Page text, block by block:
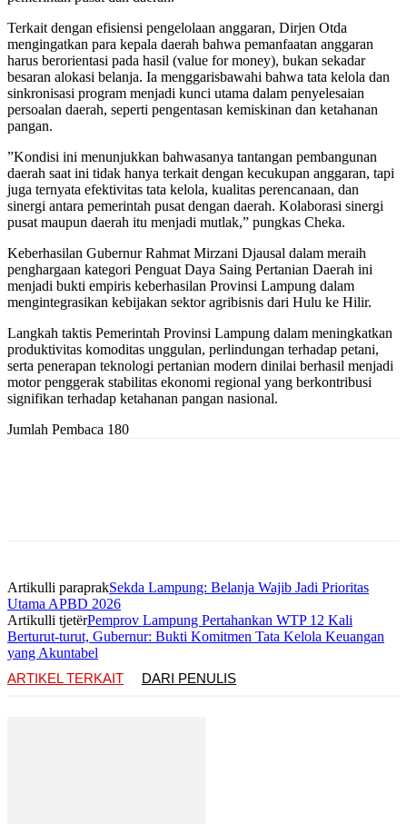
​Terkait dengan efisiensi pengelolaan anggaran, Dirjen Otda
mengingatkan para kepala daerah bahwa pemanfaatan anggaran
harus berorientasi pada hasil (value for money), bukan sekadar
besaran alokasi belanja. Ia menggarisbawahi bahwa tata kelola dan
sinkronisasi program menjadi kunci utama dalam penyelesaian
persoalan daerah, seperti pengentasan kemiskinan dan ketahanan
pangan.
​”Kondisi ini menunjukkan bahwasanya tantangan pembangunan
daerah saat ini tidak hanya terkait dengan kecukupan anggaran, tapi
juga ternyata efektivitas tata kelola, kualitas perencanaan, dan
sinergi antara pemerintah pusat dengan daerah. Kolaborasi sinergi
pusat maupun daerah itu menjadi mutlak,” pungkas Cheka.
​Keberhasilan Gubernur Rahmat Mirzani Djausal dalam meraih
penghargaan kategori Penguat Daya Saing Pertanian Daerah ini
menjadi bukti empiris keberhasilan Provinsi Lampung dalam
mengintegrasikan kebijakan sektor agribisnis dari Hulu ke Hilir.
Langkah taktis Pemerintah Provinsi Lampung dalam meningkatkan
produktivitas komoditas unggulan, perlindungan terhadap petani,
serta penerapan teknologi pertanian modern dinilai berhasil menjadi
motor penggerak stabilitas ekonomi regional yang berkontribusi
signifikan terhadap ketahanan pangan nasional.
Jumlah Pembaca 180
Artikulli paraprakSekda Lampung: Belanja Wajib Jadi Prioritas
Utama APBD 2026
Artikulli tjetërPemprov Lampung Pertahankan WTP 12 Kali
Berturut-turut, Gubernur: Bukti Komitmen Tata Kelola Keuangan
yang Akuntabel
ARTIKEL TERKAIT
DARI PENULIS